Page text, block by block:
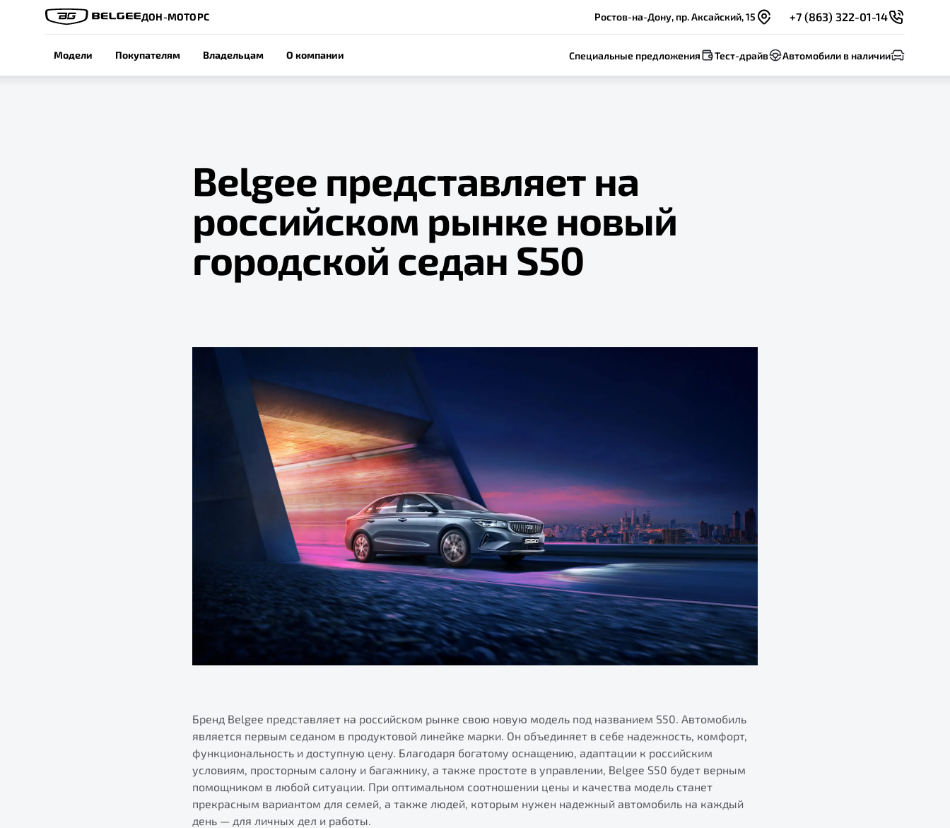
ДОН-МОТОРС Ростов-на-Дону, пр. Аксайский, 15 +7 (863) 322-01-14
Модели Покупателям Владельцам О компании Специальные предложения Тест-драйв Автомобили в наличии
Belgee представляет на
российском рынке новый
городской седан S50
Бренд Belgee представляет на российском рынке свою новую модель под названием S50. Автомобиль
является первым седаном в продуктовой линейке марки. Он объединяет в себе надежность, комфорт,
функциональность и доступную цену. Благодаря богатому оснащению, адаптации к российским
условиям, просторным салону и багажнику, а также простоте в управлении, Belgee S50 будет верным
помощником в любой ситуации. При оптимальном соотношении цены и качества модель станет
прекрасным вариантом для семей, а также людей, которым нужен надежный автомобиль на каждый
день — для личных дел и работы.